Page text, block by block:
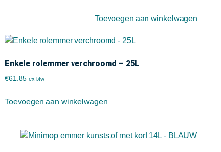
Toevoegen aan winkelwagen
Enkele rolemmer verchroomd – 25L
€61.85 ex btw
Toevoegen aan winkelwagen